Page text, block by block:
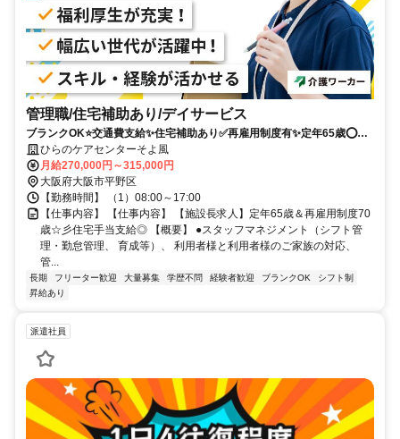
管理職/住宅補助あり/デイサービス
ブランクOK⭐️交通費支給✨住宅補助あり✅️再雇用制度有✨定年65歳⭕️担
当者オススメ✨研修支援有❗️駅チカ
ひらのケアセンターそよ風
月給270,000円～315,000円
大阪府大阪市平野区
【勤務時間】 （1）08:00～17:00
【仕事内容】 【仕事内容】 【施設長求人】定年65歳＆再雇用制度70
歳☆彡住宅手当支給◎ 【概要】 ●スタッフマネジメント（シフト管
理・勤怠管理、 育成等）、 利用者様と利用者様のご家族の対応、
管...
長期 フリーター歓迎 大量募集 学歴不問 経験者歓迎 ブランクOK
シフト制
昇給あり
派遣社員